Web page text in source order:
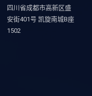
四川省成都市高新区盛
安街401号 凯旋南城B座
1502